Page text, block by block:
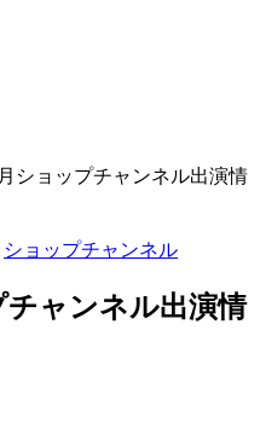
月ショップチャンネル出演情
ショップチャンネル
チャンネル出演情